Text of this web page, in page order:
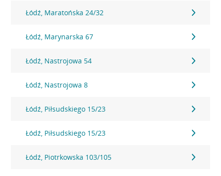
Łódź, Maratońska 24/32
Łódź, Marynarska 67
Łódź, Nastrojowa 54
Łódź, Nastrojowa 8
Łódź, Piłsudskiego 15/23
Łódź, Piłsudskiego 15/23
Łódź, Piotrkowska 103/105